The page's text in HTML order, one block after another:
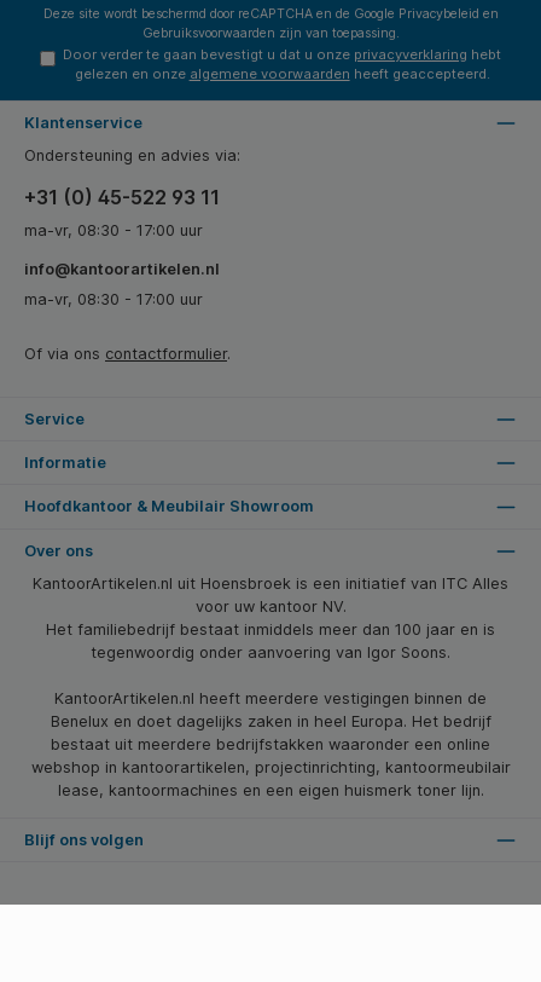
Deze site wordt beschermd door reCAPTCHA en de Google Privacybeleid en
Gebruiksvoorwaarden zijn van toepassing.
Door verder te gaan bevestigt u dat u onze privacyverklaring hebt
gelezen en onze algemene voorwaarden heeft geaccepteerd.
Klantenservice
Ondersteuning en advies via:
+31 (0) 45-522 93 11
ma-vr, 08:30 - 17:00 uur
info@kantoorartikelen.nl
ma-vr, 08:30 - 17:00 uur
Of via ons contactformulier.
Service
Informatie
Hoofdkantoor & Meubilair Showroom
Over ons
KantoorArtikelen.nl uit Hoensbroek is een initiatief van ITC Alles
voor uw kantoor NV.
Het familiebedrijf bestaat inmiddels meer dan 100 jaar en is
tegenwoordig onder aanvoering van Igor Soons.
KantoorArtikelen.nl heeft meerdere vestigingen binnen de
Benelux en doet dagelijks zaken in heel Europa. Het bedrijf
bestaat uit meerdere bedrijfstakken waaronder een online
webshop in kantoorartikelen, projectinrichting, kantoormeubilair
lease, kantoormachines en een eigen huismerk toner lijn.
Blijf ons volgen